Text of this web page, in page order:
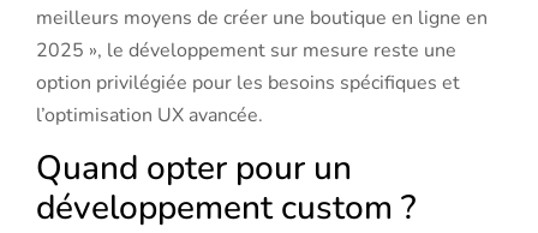
meilleurs moyens de créer une boutique en ligne en
2025 », le développement sur mesure reste une
option privilégiée pour les besoins spécifiques et
l’optimisation UX avancée.
Quand opter pour un
développement custom ?